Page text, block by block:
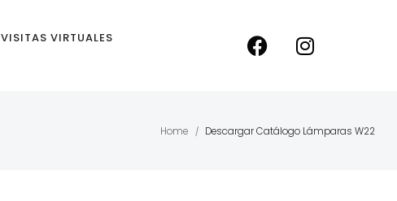
VISITAS VIRTUALES
Home / Descargar Catálogo Lámparas W22